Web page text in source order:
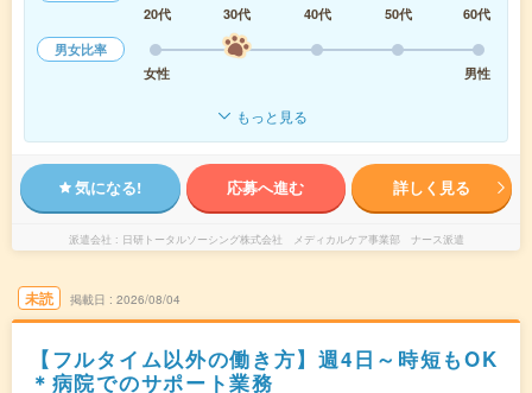
20代
30代 40代 50代
60代
男女比率
女性
男性
もっと見る
気になる! 応募へ進む 詳しく見る
派遣会社 日研トータルソーシング株式会社 メディカルケア事業部 ナース派遣
未読 掲載日 2026/08/04
【フルタイム以外の働き方】週4日～時短もOK
＊病院でのサポート業務